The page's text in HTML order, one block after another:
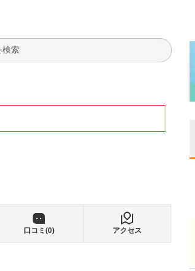
検索
口コミ(0) アクセス